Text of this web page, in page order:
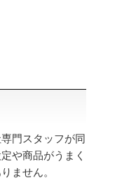
門スタッフが同
や商品がうまく
ません。